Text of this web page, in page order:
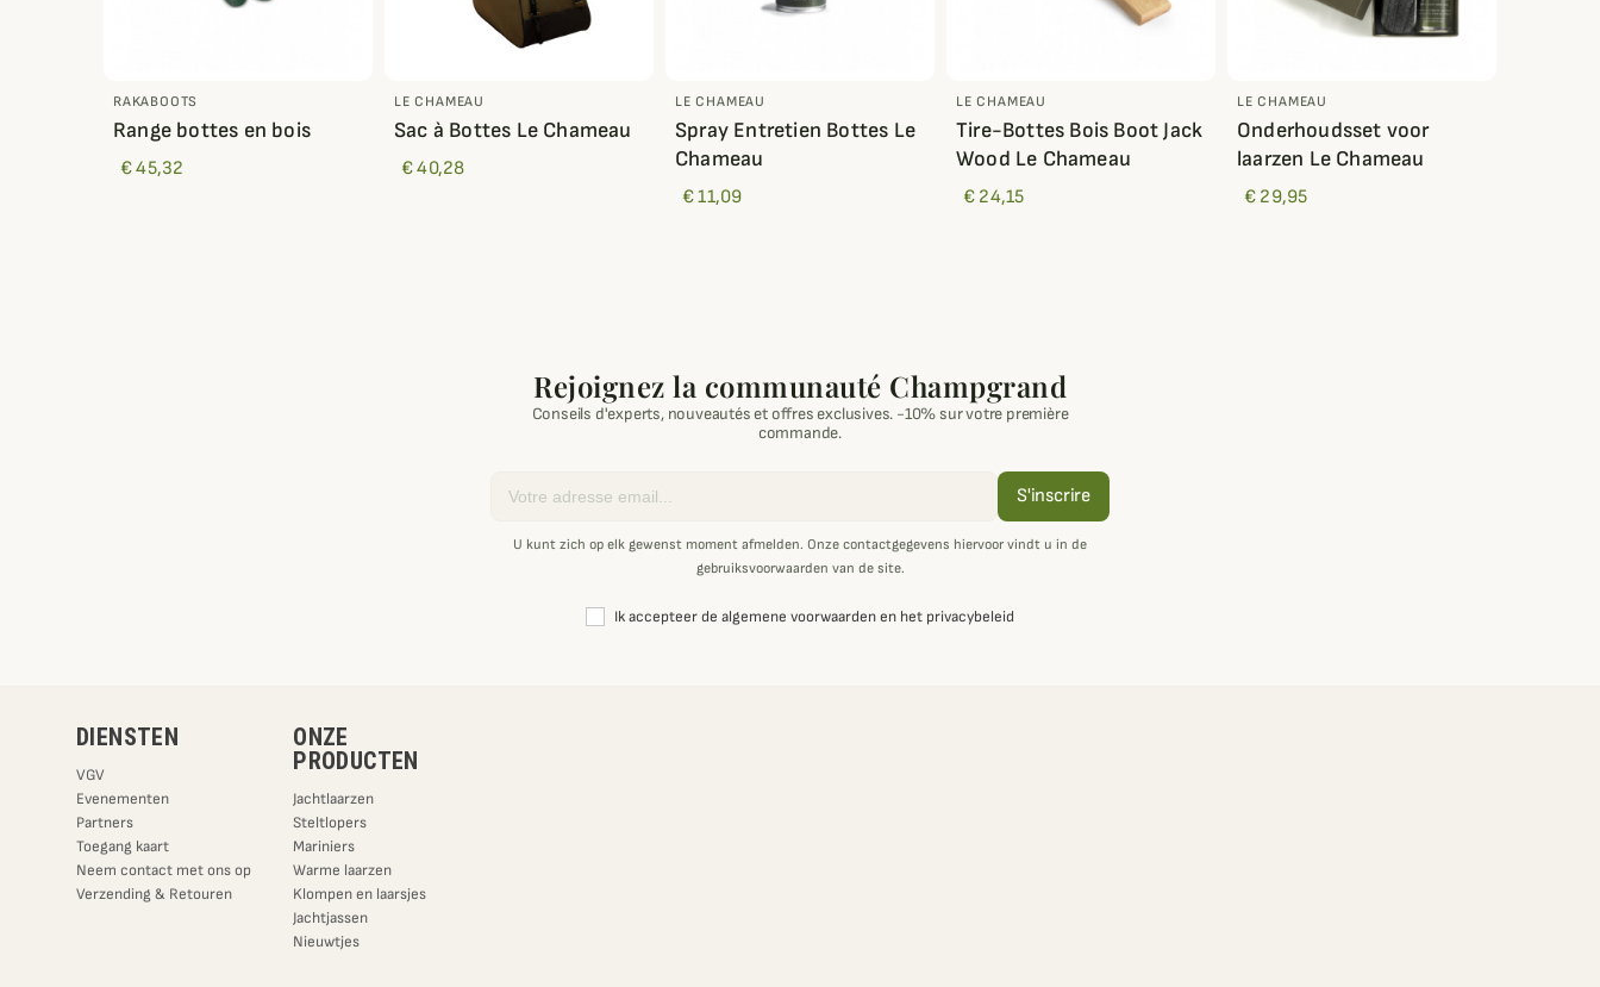
RAKABOOTS
Range bottes en bois
€ 45,32
LE CHAMEAU
Sac à Bottes Le Chameau
€ 40,28
LE CHAMEAU
Spray Entretien Bottes Le
Chameau
€ 11,09
LE CHAMEAU
Tire-Bottes Bois Boot Jack
Wood Le Chameau
€ 24,15
LE CHAMEAU
Onderhoudsset voor
laarzen Le Chameau
€ 29,95
Rejoignez la communauté Champgrand
Conseils d'experts, nouveautés et offres exclusives. -10% sur votre première
commande.
S'inscrire
U kunt zich op elk gewenst moment afmelden. Onze contactgegevens hiervoor vindt u in de
gebruiksvoorwaarden van de site.
Ik accepteer de algemene voorwaarden en het privacybeleid
DIENSTEN
VGV
Evenementen
Partners
Toegang kaart
Neem contact met ons op
Verzending & Retouren
ONZE
PRODUCTEN
Jachtlaarzen
Steltlopers
Mariniers
Warme laarzen
Klompen en laarsjes
Jachtjassen
Nieuwtjes